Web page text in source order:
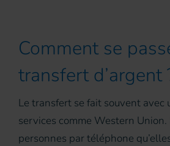
Comment se
transfert d’argent
Le transfert se fait souvent avec
services comme Western
personnes par téléphone